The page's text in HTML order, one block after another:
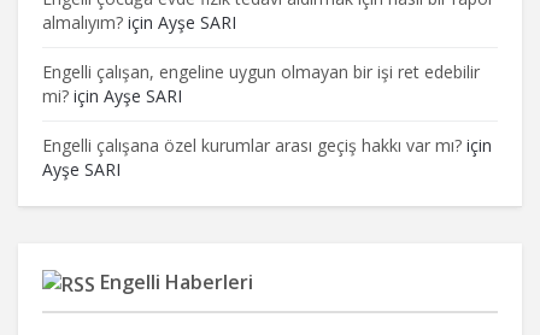
almalıyım? için Ayşe SARI
Engelli çalışan, engeline uygun olmayan bir işi ret edebilir
mi? için Ayşe SARI
Engelli çalışana özel kurumlar arası geçiş hakkı var mı? için
Ayşe SARI
Engelli Haberleri